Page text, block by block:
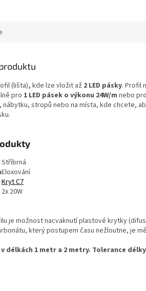
(lišta), kde lze vložit až 2 LED pásky. Profil
pro 1 LED pásek o výkonu 24W/m nebo pro
nábytku, stropů nebo na místa, kde chcete,
Stříbrná
Eloxování
Kryt C7
2x 20W
je možnost nacvaknutí plastové krytky
který postupem času nežloutne, je
délkách 1 metr a 2 metry. Tolerance